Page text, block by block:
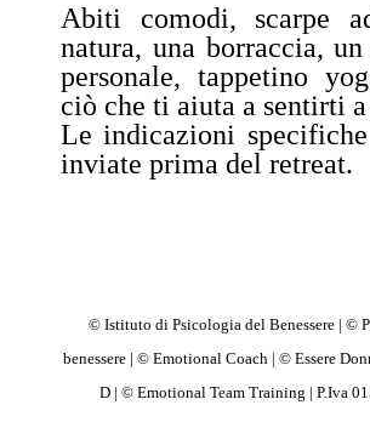
Abiti comodi, scarpe
natura, una borraccia, un
personale, tappetino
ciò che ti aiuta a sentirti
Le indicazioni
inviate prima del retreat.
© Istituto di Psicologia del Benessere | ©
benessere | © Emotional Coach | © Essere
D | © Emotional Team Training | P.Iva